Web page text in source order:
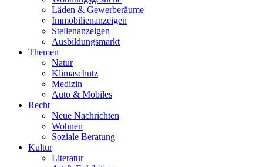
Läden & Gewerberäume
Immobilienanzeigen
Stellenanzeigen
Ausbildungsmarkt
Themen
Natur
Klimaschutz
Medizin
Auto & Mobiles
Recht
Neue Nachrichten
Wohnen
Soziale Beratung
Kultur
Literatur